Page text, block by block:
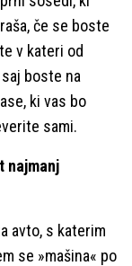
če se boste
v kateri od
boste na
ki vas bo
sami.
najmanj
avto, s katerim
se »mašina« po